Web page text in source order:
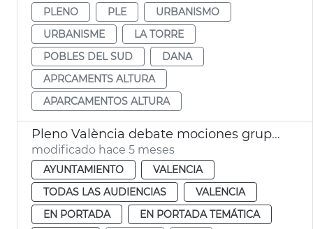
PLENO
PLE
URBANISMO
URBANISME
LA TORRE
POBLES DEL SUD
DANA
APRCAMENTS ALTURA
APARCAMENTOS ALTURA
Pleno València debate mociones grupos municipales
modificado hace 5 meses
AYUNTAMIENTO
VALENCIA
TODAS LAS AUDIENCIAS
VALENCIA
EN PORTADA
EN PORTADA TEMÁTICA